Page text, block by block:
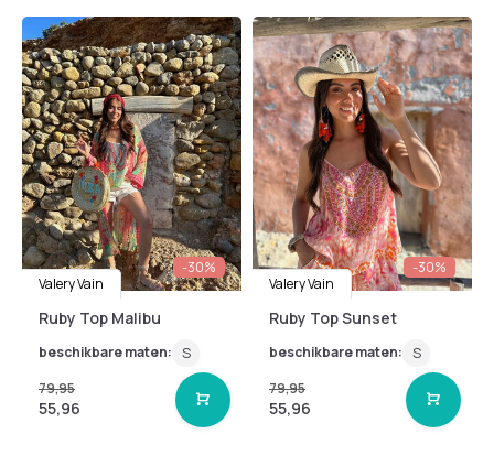
-30%
Valery Vain
Ruby Top Malibu
beschikbare maten: S
79,95
55,96
-30%
Valery Vain
Ruby Top Sunset
beschikbare maten: S
79,95
55,96